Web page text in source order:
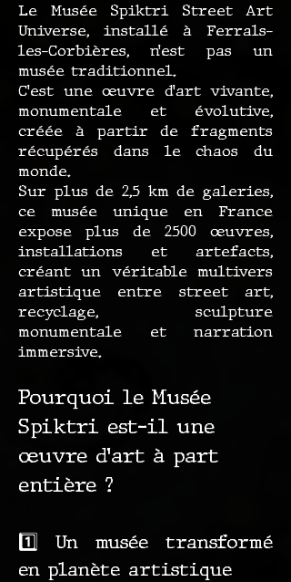
Le Musée Spiktri Street Art
Universe, installé à Ferrals-
les-Corbières, n’est pas un
musée traditionnel.
C’est une œuvre d’art vivante,
monumentale et évolutive,
créée à partir de fragments
récupérés dans le chaos du
monde.
Sur plus de 2,5 km de galeries,
ce musée unique en France
expose plus de 2500 œuvres,
installations et artefacts,
créant un véritable multivers
artistique entre street art,
recyclage, sculpture
monumentale et narration
immersive.
Pourquoi le Musée
Spiktri est-il une
œuvre d’art à part
entière ?
1️⃣ Un musée transformé
en planète artistique